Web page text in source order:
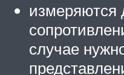
измеряются
случае